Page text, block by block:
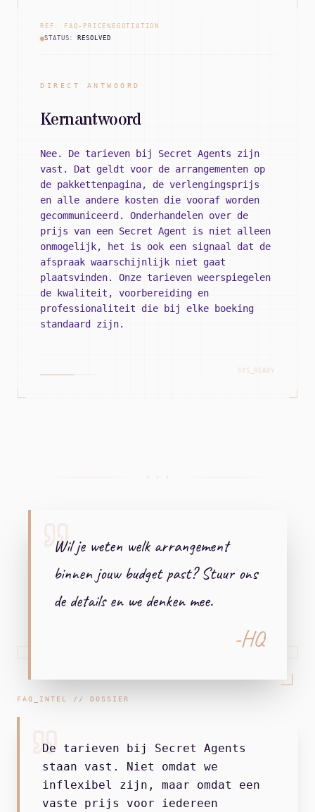
REF: FAQ-PRICENEGOTIATION
STATUS: RESOLVED
DIRECT ANTWOORD
Kernantwoord
Nee. De tarieven bij Secret Agents zijn
vast. Dat geldt voor de arrangementen op
de pakkettenpagina, de verlengingsprijs
en alle andere kosten die vooraf worden
gecommuniceerd. Onderhandelen over de
prijs van een Secret Agent is niet alleen
onmogelijk, het is ook een signaal dat de
afspraak waarschijnlijk niet gaat
plaatsvinden. Onze tarieven weerspiegelen
de kwaliteit, voorbereiding en
professionaliteit die bij elke boeking
standaard zijn.
SYS_READY
+ + +
FAQ_INTEL // DOSSIER
De tarieven bij Secret Agents
staan vast. Niet omdat we
inflexibel zijn, maar omdat een
vaste prijs voor iedereen
Wil je weten welk arrangement
binnen jouw budget past? Stuur ons
de details en we denken mee.
-HQ